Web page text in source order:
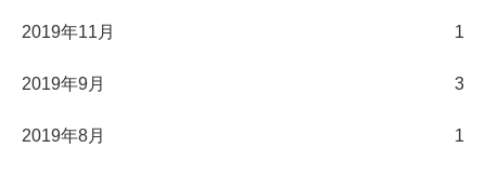
2019年11月 1
2019年9月 3
2019年8月 1